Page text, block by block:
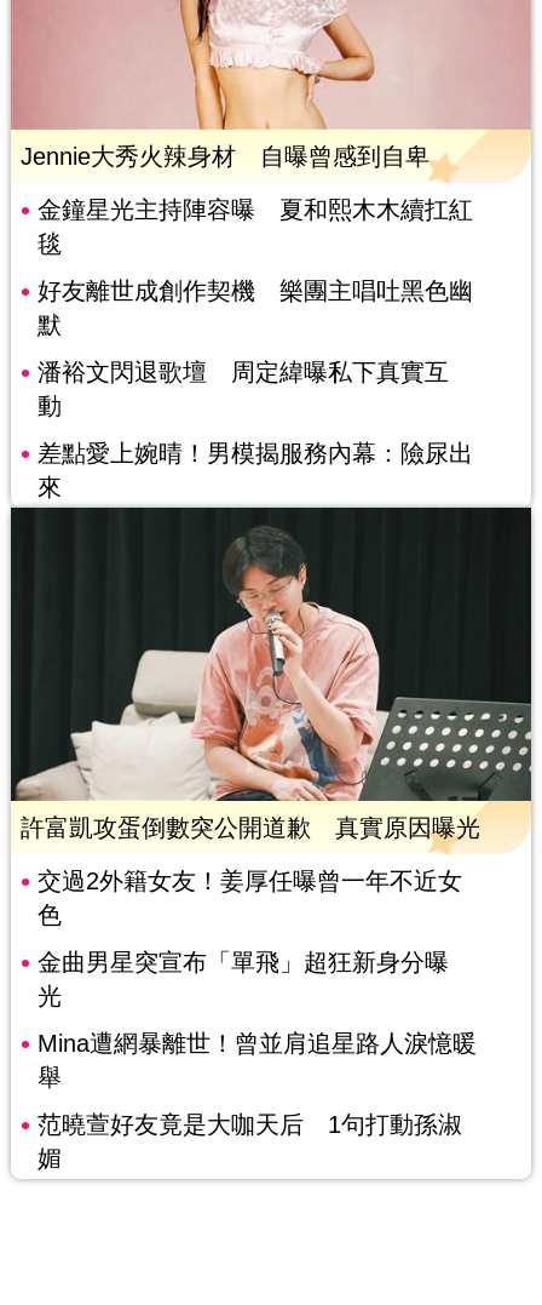
Jennie大秀火辣身材 自曝曾感到自卑
金鐘星光主持陣容曝 夏和熙木木續扛紅
毯
好友離世成創作契機 樂團主唱吐黑色幽
默
潘裕文閃退歌壇 周定緯曝私下真實互
動
差點愛上婉晴！男模揭服務內幕：險尿出
來
許富凱攻蛋倒數突公開道歉 真實原因曝光
交過2外籍女友！姜厚任曝曾一年不近女
色
金曲男星突宣布「單飛」超狂新身分曝
光
Mina遭網暴離世！曾並肩追星路人淚憶暖
舉
范曉萱好友竟是大咖天后 1句打動孫淑
媚